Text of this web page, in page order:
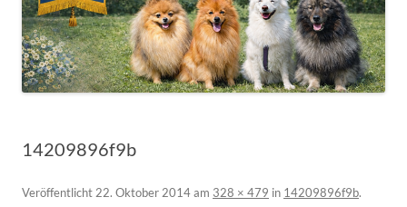
14209896f9b
Veröffentlicht22. Oktober 2014am 328 × 479 in 14209896f9b.